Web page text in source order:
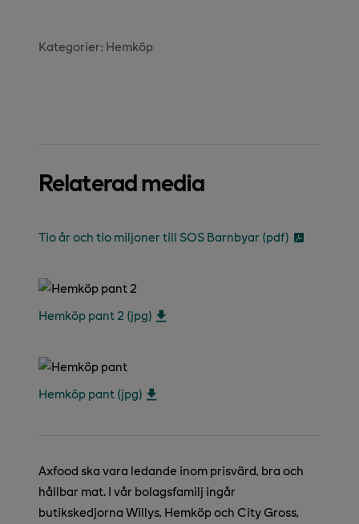
Kategorier: Hemköp
Relaterad media
Tio år och tio miljoner till SOS Barnbyar (pdf)
Hemköp pant 2 (jpg)
Hemköp pant (jpg)
Axfood ska vara ledande inom prisvärd, bra och
hållbar mat. I vår bolagsfamilj ingår
butikskedjorna Willys, Hemköp och City Gross,